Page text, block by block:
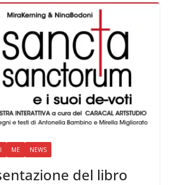
ME NEWS
del libro